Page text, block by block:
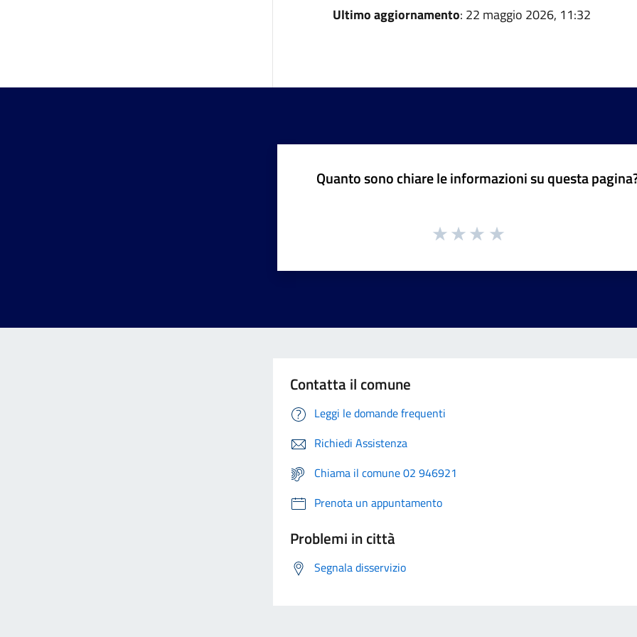
Ultimo aggiornamento: 22 maggio 2026, 11:32
Quanto sono chiare le informazioni su questa
Contatta il comune
Leggi le domande frequenti
Richiedi Assistenza
Chiama il comune 02 946921
Prenota un appuntamento
Problemi in città
Segnala disservizio